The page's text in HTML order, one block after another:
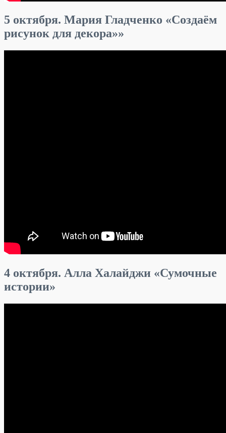
5 октября. Мария Гладченко «Создаём
рисунок для декора»»
4 октября. Алла Халайджи «Сумочные
истории»